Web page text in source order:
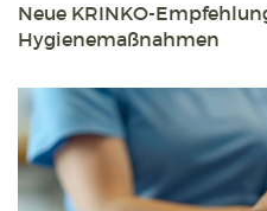
Neue KRINKO-
Hygienemaßnahmen